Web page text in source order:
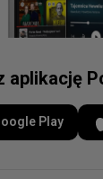
aplikację
Play